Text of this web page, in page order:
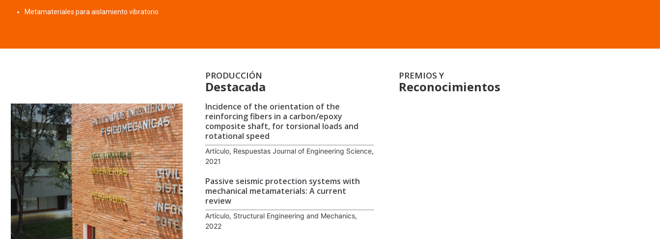
Metamateriales para aislamiento vibratorio
PRODUCCIÓN
Destacada
Incidence of the orientation of the
reinforcing fibers in a carbon/epoxy
composite shaft, for torsional loads and
rotational speed
Artículo, Respuestas Journal of Engineering Science,
2021
Passive seismic protection systems with
mechanical metamaterials: A current
review
Artículo, Structural Engineering and Mechanics,
2022
PREMIOS Y
Reconocimientos